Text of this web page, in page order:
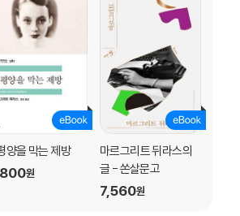
양을 막는 제방
원
마르그리트 뒤라스의
글 - 쏜살문고
7,560원